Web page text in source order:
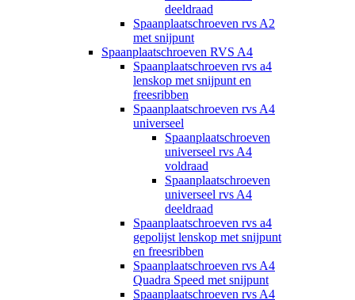
deeldraad
Spaanplaatschroeven rvs A2
met snijpunt
Spaanplaatschroeven RVS A4
Spaanplaatschroeven rvs a4
lenskop met snijpunt en
freesribben
Spaanplaatschroeven rvs A4
universeel
Spaanplaatschroeven
universeel rvs A4
voldraad
Spaanplaatschroeven
universeel rvs A4
deeldraad
Spaanplaatschroeven rvs a4
gepolijst lenskop met snijpunt
en freesribben
Spaanplaatschroeven rvs A4
Quadra Speed met snijpunt
Spaanplaatschroeven rvs A4